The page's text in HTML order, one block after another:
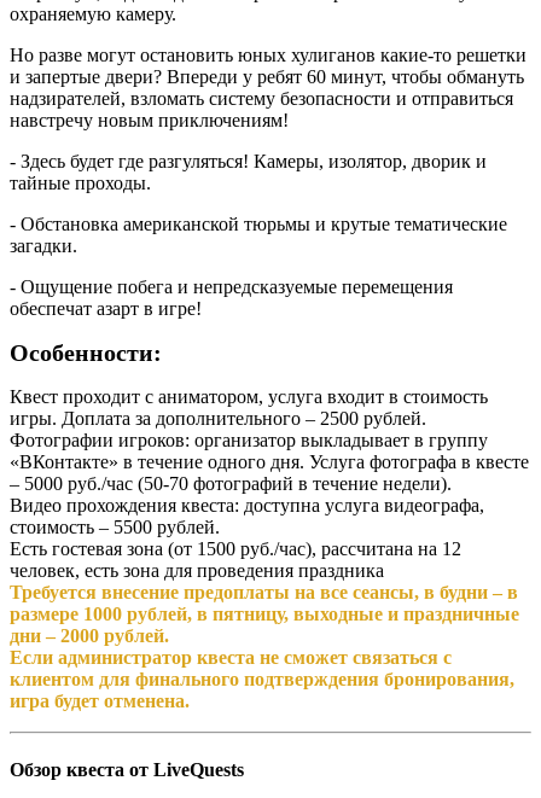
охраняемую камеру.
Но разве могут остановить юных хулиганов какие-то решетки
и запертые двери? Впереди у ребят 60 минут, чтобы обмануть
надзирателей, взломать систему безопасности и отправиться
навстречу новым приключениям!
- Здесь будет где разгуляться! Камеры, изолятор, дворик и
тайные проходы.
- Обстановка американской тюрьмы и крутые тематические
загадки.
- Ощущение побега и непредсказуемые перемещения
обеспечат азарт в игре!
Особенности:
Квест проходит с аниматором, услуга входит в стоимость
игры. Доплата за дополнительного – 2500 рублей.
Фотографии игроков: организатор выкладывает в группу
«ВКонтакте» в течение одного дня. Услуга фотографа в квесте
– 5000 руб./час (50-70 фотографий в течение недели).
Видео прохождения квеста: доступна услуга видеографа,
стоимость – 5500 рублей.
Есть гостевая зона (от 1500 руб./час), рассчитана на 12
человек, есть зона для проведения праздника
Требуется внесение предоплаты на все сеансы, в будни – в
размере 1000 рублей, в пятницу, выходные и праздничные
дни – 2000 рублей.
Если администратор квеста не сможет связаться с
клиентом для финального подтверждения бронирования,
игра будет отменена.
Обзор квеста от LiveQuests